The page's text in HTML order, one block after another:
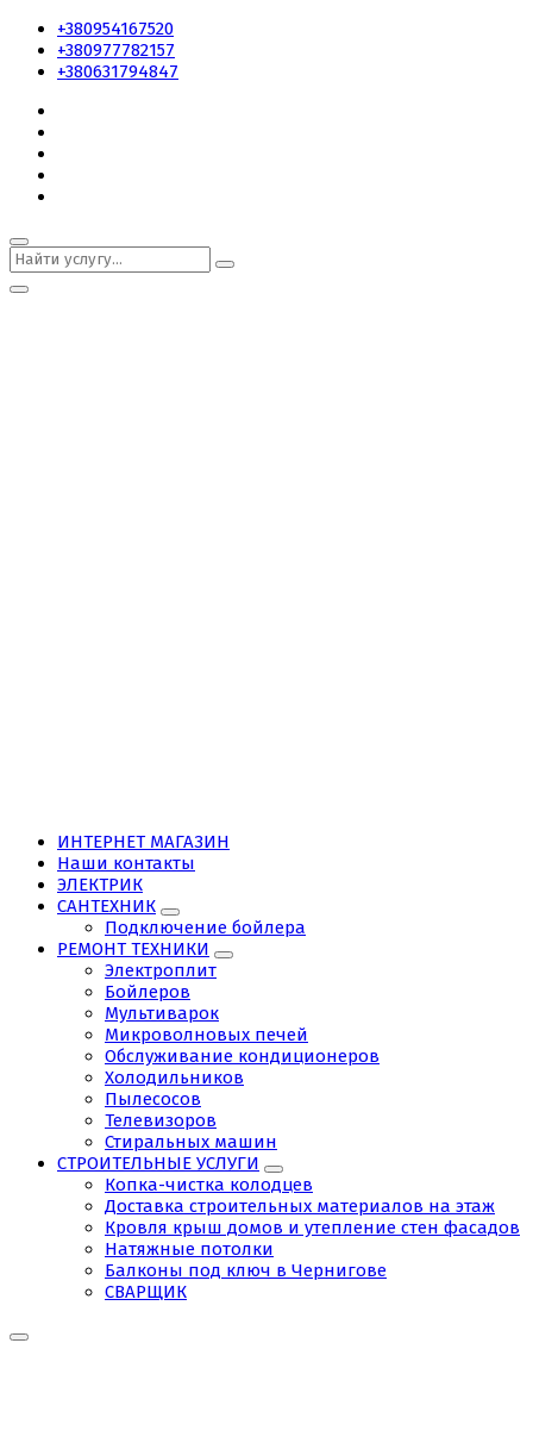
+380954167520
+380977782157
+380631794847
ИНТЕРНЕТ МАГАЗИН
Наши контакты
ЭЛЕКТРИК
САНТЕХНИК
Подключение бойлера
РЕМОНТ ТЕХНИКИ
Электроплит
Бойлеров
Мультиварок
Микроволновых печей
Обслуживание кондиционеров
Холодильников
Пылесосов
Телевизоров
Стиральных машин
СТРОИТЕЛЬНЫЕ УСЛУГИ
Копка-чистка колодцев
Доставка строительных материалов на этаж
Кровля крыш домов и утепление стен фасадов
Натяжные потолки
Балконы под ключ в Чернигове
СВАРЩИК